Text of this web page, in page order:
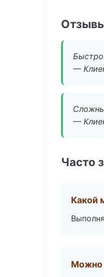
—
—
Часто
Какой
Можно